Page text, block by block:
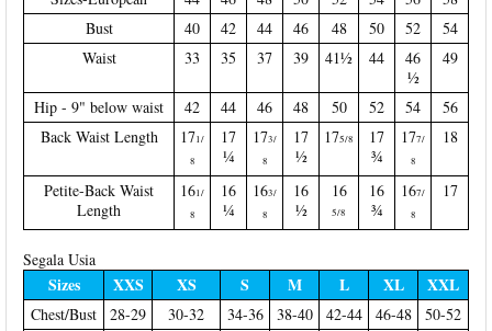
Bust
40 42 44 46 48 50 52
54
Waist
33 35 37 39 41½ 44
46
½
49
Hip - 9" below waist 42 44 46 48 50 52 54
56
Back Waist Length
171/
8
17
¼
173/
8
17
½
175/8
17
¾
177/
8
18
Petite-Back Waist
Length
161/
8
16
¼
163/
8
16
½
16
5/8
16
¾
167/
8
17
Segala Usia
Sizes XXS XS S M L XL XXL
Chest/Bust 28-29 30-32 34-36 38-40 42-44 46-48
50-52